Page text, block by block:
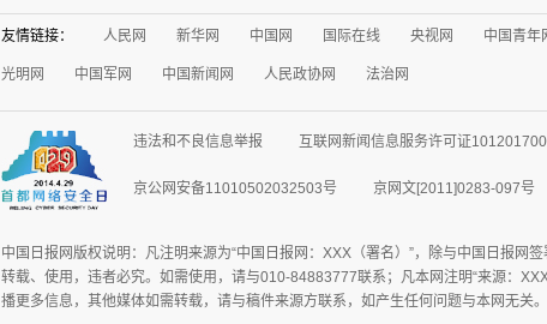
友情链接： 人民网 新华网 中国网 国际在线 央视网 中国青年
光明网 中国军网 中国新闻网 人民政协网 法治网
违法和不良信息举报 互联网新闻信息服务许可证
京公网安备11010502032503号 京网文[2011]0283-097号
中国日报网版权说明：凡注明来源为“中国日报网：XXX（署名）”，除与中国日报网
转载、使用，违者必究。如需使用，请与010-84883777联系；凡本网注明“来源：
播更多信息，其他媒体如需转载，请与稿件来源方联系，如产生任何问题与本网无关。